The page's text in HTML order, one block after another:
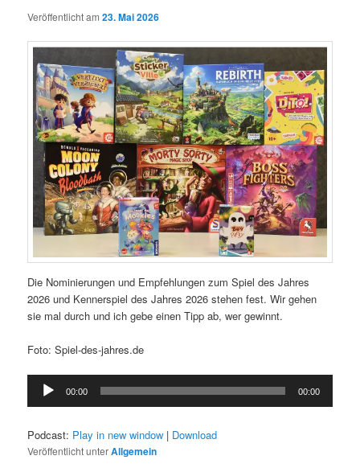
Veröffentlicht am23. Mai 2026
Die Nominierungen und Empfehlungen zum Spiel des Jahres
2026 und Kennerspiel des Jahres 2026 stehen fest. Wir gehen
sie mal durch und ich gebe einen Tipp ab, wer gewinnt.
Foto: Spiel-des-jahres.de
Audio-
Player
00:00 00:00
Podcast: Play in new window | Download
Veröffentlicht unterAllgemein